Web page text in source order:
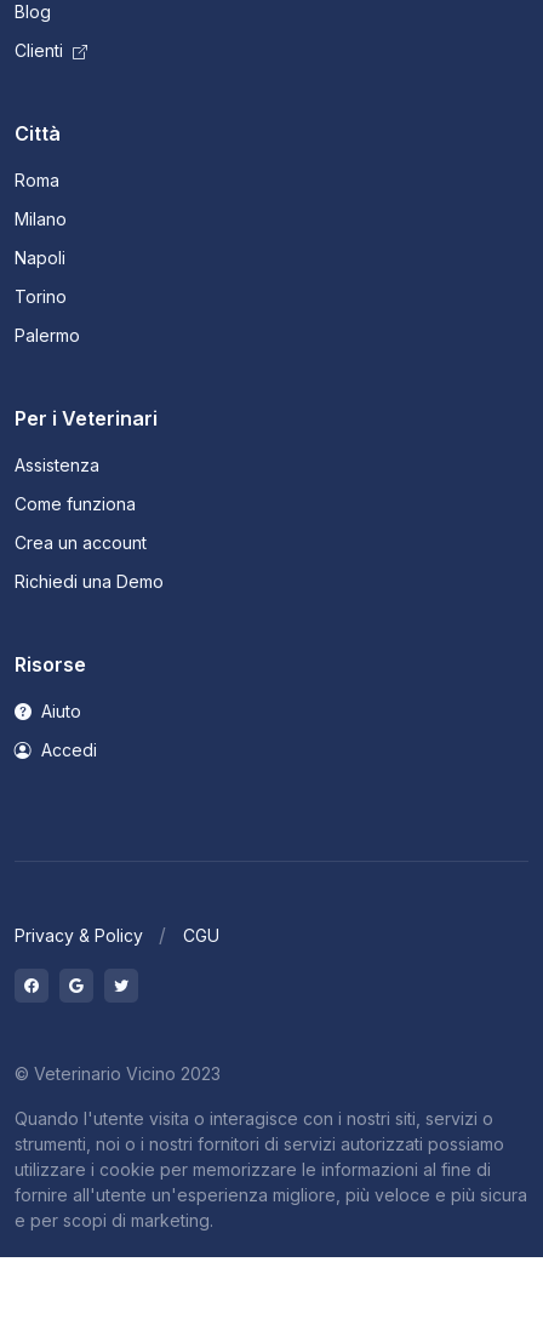
Blog
Clienti
Città
Roma
Milano
Napoli
Torino
Palermo
Per i Veterinari
Assistenza
Come funziona
Crea un account
Richiedi una Demo
Risorse
Aiuto
Accedi
Privacy & Policy CGU
© Veterinario Vicino 2023
Quando l'utente visita o interagisce con i nostri siti, servizi o
strumenti, noi o i nostri fornitori di servizi autorizzati possiamo
utilizzare i cookie per memorizzare le informazioni al fine di
fornire all'utente un'esperienza migliore, più veloce e più sicura
e per scopi di marketing.